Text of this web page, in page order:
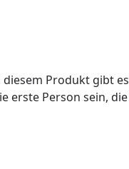
diesem Produkt gibt
erste Person sein,